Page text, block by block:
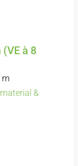
à 8
m
&